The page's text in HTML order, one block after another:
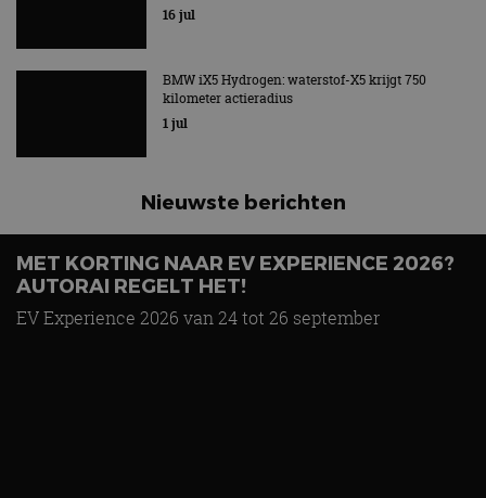
16 jul
BMW iX5 Hydrogen: waterstof-X5 krijgt 750
kilometer actieradius
1 jul
Nieuwste berichten
MET KORTING NAAR EV EXPERIENCE 2026?
AUTORAI REGELT HET!
EV Experience 2026 van 24 tot 26 september